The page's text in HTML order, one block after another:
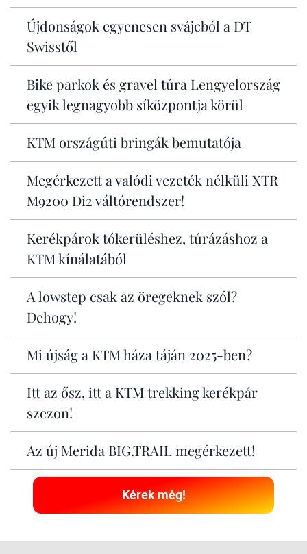
Újdonságok egyenesen svájcból a DT
Swisstől
Bike parkok és gravel túra Lengyelország
egyik legnagyobb síközpontja körül
KTM országúti bringák bemutatója
Megérkezett a valódi vezeték nélküli XTR
M9200 Di2 váltórendszer!
Kerékpárok tókerüléshez, túrázáshoz a
KTM kínálatából
A lowstep csak az öregeknek szól?
Dehogy!
Mi újság a KTM háza táján 2025-ben?
Itt az ősz, itt a KTM trekking kerékpár
szezon!
Az új Merida BIG.TRAIL megérkezett!
Kérek még!